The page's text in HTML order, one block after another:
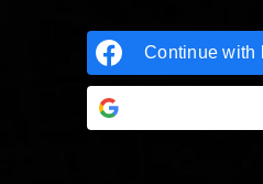
Continue with